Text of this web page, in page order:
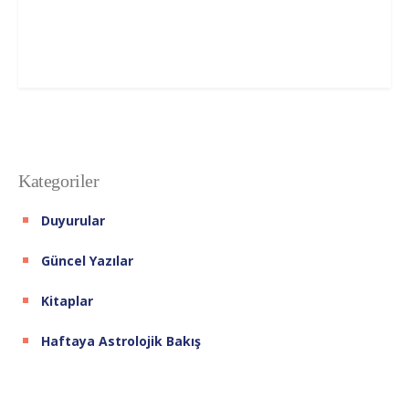
Kategoriler
Duyurular
Güncel Yazılar
Kitaplar
Haftaya Astrolojik Bakış